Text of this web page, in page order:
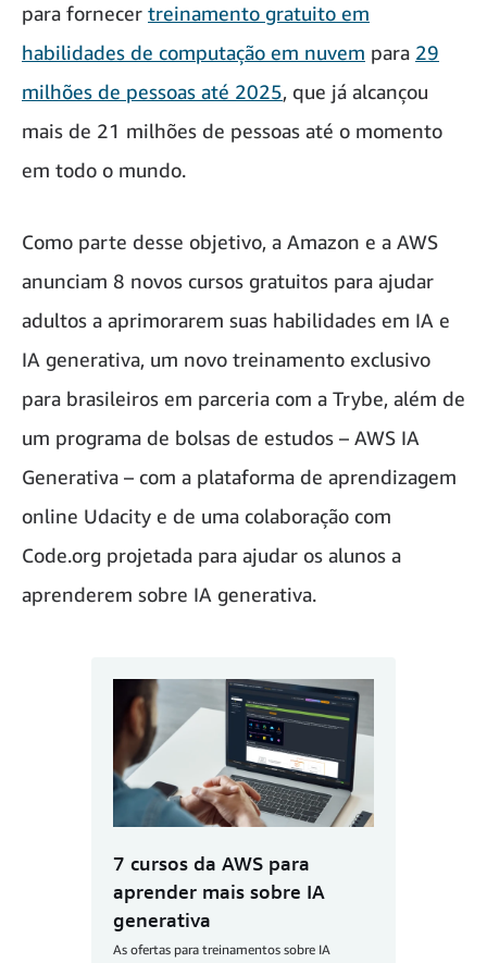
para fornecer treinamento gratuito em
habilidades de computação em nuvem para 29
milhões de pessoas até 2025, que já alcançou
mais de 21 milhões de pessoas até o momento
em todo o mundo.
Como parte desse objetivo, a Amazon e a AWS
anunciam 8 novos cursos gratuitos para ajudar
adultos a aprimorarem suas habilidades em IA e
IA generativa, um novo treinamento exclusivo
para brasileiros em parceria com a Trybe, além de
um programa de bolsas de estudos – AWS IA
Generativa – com a plataforma de aprendizagem
online Udacity e de uma colaboração com
Code.org projetada para ajudar os alunos a
aprenderem sobre IA generativa.
7 cursos da AWS para
aprender mais sobre IA
generativa
As ofertas para treinamentos sobre IA